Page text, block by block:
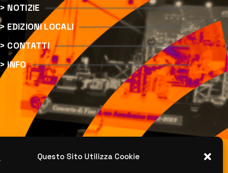
Questo Sito Utilizza Cookie
> NOTIZIE
EDIZIONI LOCALI
> CONTATTI
> INFO